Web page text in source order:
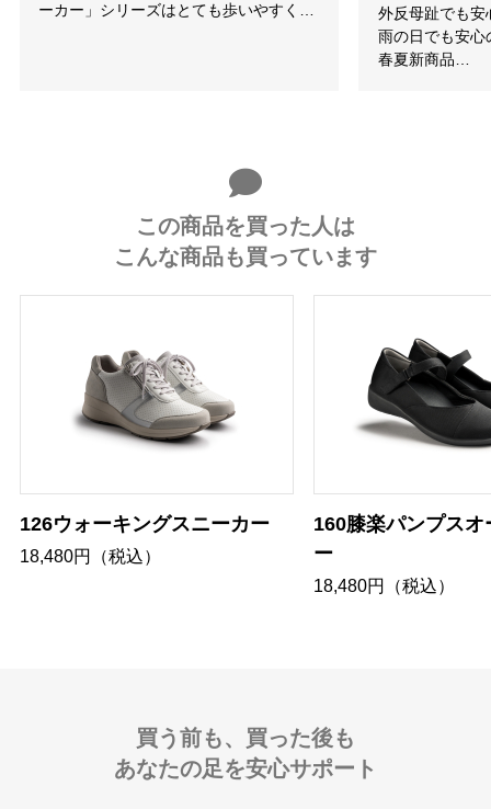
ーカー」シリーズはとても歩いやすく…
外反母趾でも安
雨の日でも安心
春夏新商品…
この商品を買った人は
こんな商品も買っています
126ウォーキングスニーカー
18,480円（税込）
160膝楽パンプスオ
ー
18,480円（税込）
買う前も、買った後も
あなたの足を安心サポート